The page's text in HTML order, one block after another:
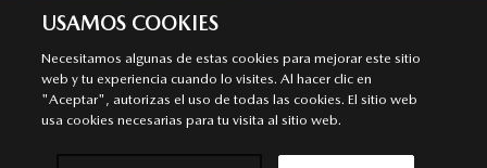
MÁS INFORMACIÓN
MAJADAHONDA
Punto de venta y Servicio Autorizado Mazda
USAMOS COOKIES
Necesitamos algunas de estas cookies para mejorar este sitio
web y tu experiencia cuando lo visites. Al hacer clic en
"Aceptar", autorizas el uso de todas las cookies. El sitio web
usa cookies necesarias para tu visita al sitio web.